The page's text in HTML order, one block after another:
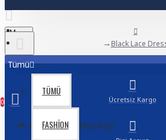
Menu
Tümü
TÜMÜ
FASHION
0
Alışveriş sepetiniz boş!
Black Lace
Ücretsiz Kargo